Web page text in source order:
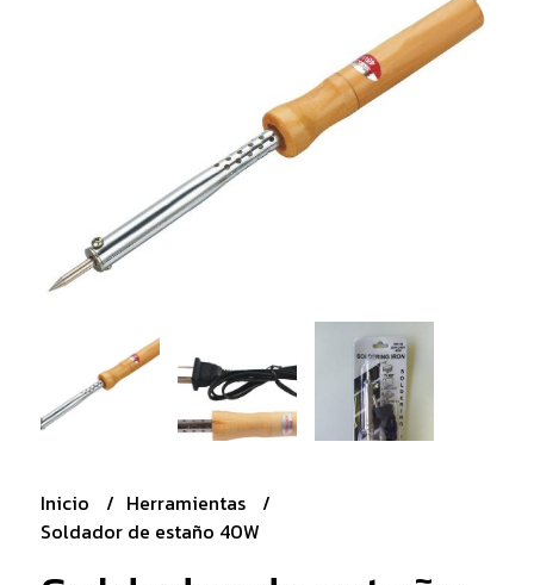
Inicio
Herramientas
Soldador de estaño 40W